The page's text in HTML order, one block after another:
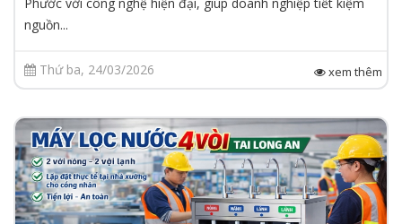
nguồn...
Thứ ba, 24/03/2026 xem thêm